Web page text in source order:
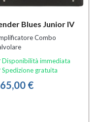
Blues Junior IV
Combo
Disponibilità immediata
Spedizione gratuita
€